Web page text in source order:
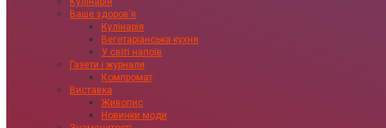
Ваше здоровʼя
Кулінарія
Вегетаріанська кухня
У світі напоїв
Газети і журнали
Компромат
Виставка
Живопис
Новинки моди